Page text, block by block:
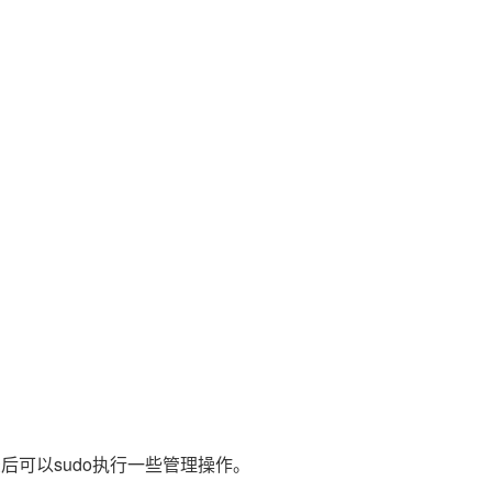
可以sudo执行一些管理操作。